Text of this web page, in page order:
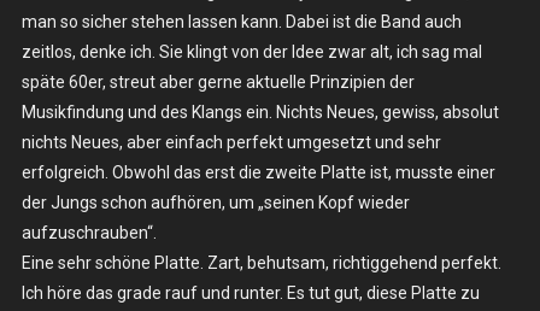
man so sicher stehen lassen kann. Dabei ist die Band auch
zeitlos, denke ich. Sie klingt von der Idee zwar alt, ich sag mal
späte 60er, streut aber gerne aktuelle Prinzipien der
Musikfindung und des Klangs ein. Nichts Neues, gewiss, absolut
nichts Neues, aber einfach perfekt umgesetzt und sehr
erfolgreich. Obwohl das erst die zweite Platte ist, musste einer
der Jungs schon aufhören, um „seinen Kopf wieder
aufzuschrauben“.
Eine sehr schöne Platte. Zart, behutsam, richtiggehend perfekt.
Ich höre das grade rauf und runter. Es tut gut, diese Platte zu